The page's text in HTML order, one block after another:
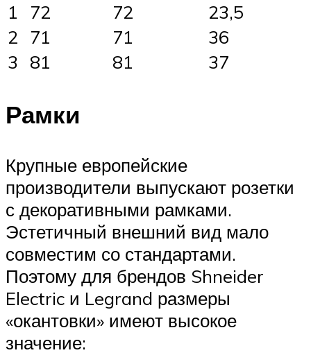
1
72 72
23,5
2
71 71
36
3
81 81 37
Рамки
Крупные европейские
производители выпускают розетки
с декоративными рамками.
Эстетичный внешний вид мало
совместим со стандартами.
Поэтому для брендов Shneider
Electric и Legrand размеры
«окантовки» имеют высокое
значение: